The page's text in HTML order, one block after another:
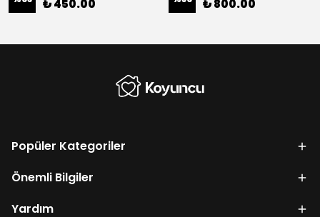
₺ 450.00 ₺ 800.00
Popüler Kategoriler
Önemli Bilgiler
Yardım